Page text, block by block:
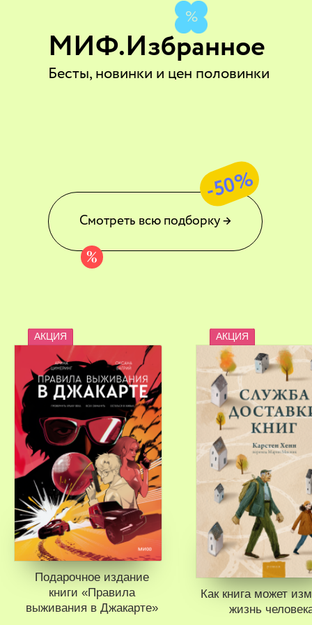
МИФ.Избранное
Смотреть всю подборку →
Бесты, новинки и цен половинки
%
%
-50%
АКЦИЯ
Подарочное издание
книги «Правила
выживания в Джакарте»
АКЦИЯ
Как книга может
жизнь